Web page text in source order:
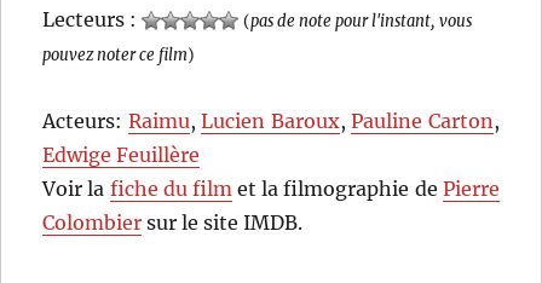
Lecteurs : (pas de note pour l'instant, vous
pouvez noter ce film)
Acteurs: Raimu,Lucien Baroux,Pauline Carton ,
Edwige Feuillère
Voir la fiche du film et la filmographie de Pierre
Colombier sur le site IMDB.